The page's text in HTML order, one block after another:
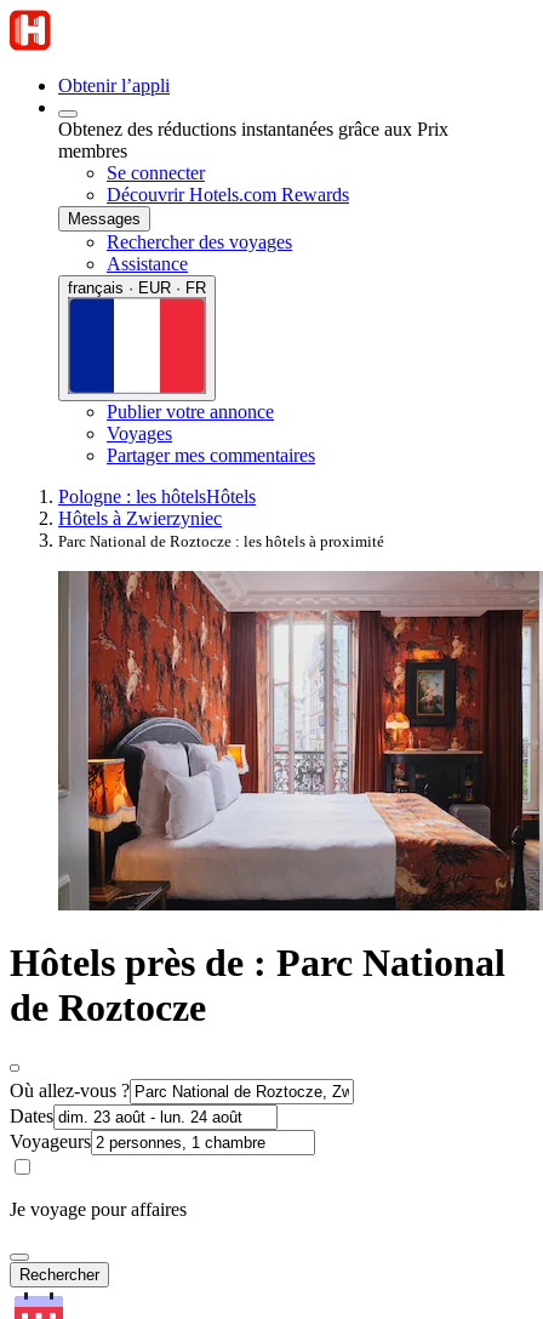
Obtenir l’appli
Obtenez des réductions instantanées grâce aux Prix
membres
Se connecter
Découvrir Hotels.com Rewards
Messages
Rechercher des voyages
Assistance
français · EUR · FR
Publier votre annonce
Voyages
Partager mes commentaires
Pologne : les hôtelsHôtels
Hôtels à Zwierzyniec
Parc National de Roztocze : les hôtels à proximité
Hôtels près de : Parc National
de Roztocze
Où allez-vous ?
Dates
Voyageurs
Je voyage pour affaires
Rechercher